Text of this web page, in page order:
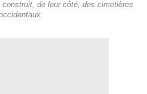
de leur côté, des cimetières